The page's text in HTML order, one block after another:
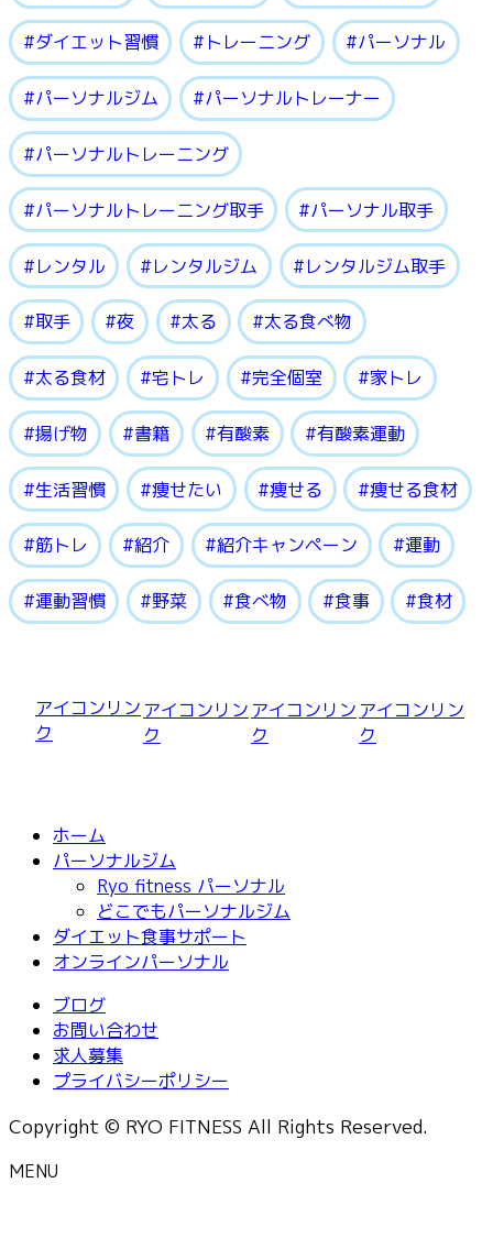
ダイエット習慣 トレーニング パーソナル
パーソナルジム パーソナルトレーナー
パーソナルトレーニング
パーソナルトレーニング取手 パーソナル取手
レンタル レンタルジム レンタルジム取手
取手 夜 太る 太る食べ物
太る食材 宅トレ 完全個室 家トレ
揚げ物 書籍 有酸素 有酸素運動
生活習慣 痩せたい 痩せる 痩せる食材
筋トレ 紹介 紹介キャンペーン 運動
運動習慣 野菜 食べ物 食事 食材
アイコンリン
ク
アイコンリン
ク
アイコンリン
ク
アイコンリン
ク
ホーム
パーソナルジム
Ryo fitness パーソナル
どこでもパーソナルジム
ダイエット食事サポート
オンラインパーソナル
ブログ
お問い合わせ
求人募集
プライバシーポリシー
Copyright © RYO FITNESS All Rights Reserved.
MENU